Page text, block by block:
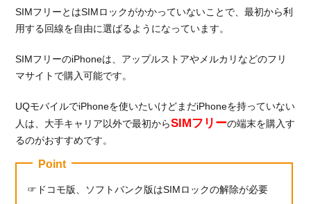
料金シミ
ュレーシ
ョン
4.
WEBで
ならキャ
ッシュバ
ック
「10,000
円」がも
SIMフリーとはSIMロックがかかっていないことで、最初から利
用する回線を自由に選ばるようになっています。
SIMフリーのiPhoneは、アップルストアやメルカリなどのフリ
マサイトで購入可能です。
UQモバイルでiPhoneを使いたいけどまだiPhoneを持っていない
人は、大手キャリア以外で最初からSIMフリーの端末を購入す
るのがおすすめです。
Point
ドコモ版、ソフトバンク版はSIMロックの解除が必要